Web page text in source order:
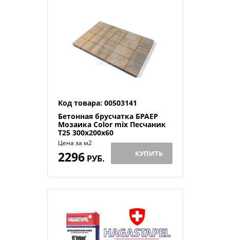
Код товара: 00503141
Бетонная брусчатка БРАЕР
Мозаика Color mix Песчаник
Т25 300x200x60
Цена за м2
2296РУБ. КУПИТЬ